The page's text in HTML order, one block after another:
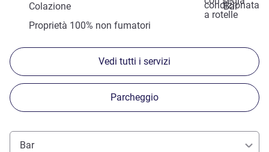
a rotelle
condizionata
Colazione
Bar
Proprietà 100% non fumatori
Vedi tutti i servizi
Parcheggio
Bar